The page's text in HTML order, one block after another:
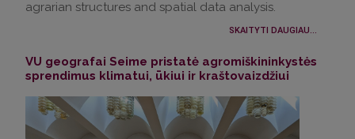
agrarian structures and spatial data analysis.
SKAITYTI DAUGIAU...
VU geografai Seime pristatė agromiškininkystės
sprendimus klimatui, ūkiui ir kraštovaizdžiui